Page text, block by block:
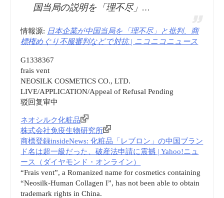
for
infringement
Variety”
国当局の説明を「理不尽」…
情報源: 日本企業が中国当局を「理不尽」と批判、商
標権めぐり不服審判などで対抗 | ニコニコニュース
G1338367
frais vent
NEOSILK COSMETICS CO., LTD.
LIVE/APPLICATION/Appeal of Refusal Pending
驳回复审中
ネオシルク化粧品
株式会社免疫生物研究所
商標登録insideNews: 化粧品「レブロン」の中国ブラン
ド名は超一級だった、破産法申請に震撼 | Yahoo!ニュ
ース（ダイヤモンド・オンライン）
“Frais vent”, a Romanized name for cosmetics containing
“Neosilk-Human Collagen I”, has not been able to obtain
trademark rights in China.